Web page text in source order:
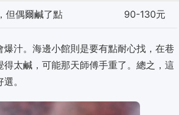
但偶爾鹹了點 90-130元
汁。海邊小館則是要有點耐心找，在巷
太鹹，可能那天師傅手重了。總之，這
。